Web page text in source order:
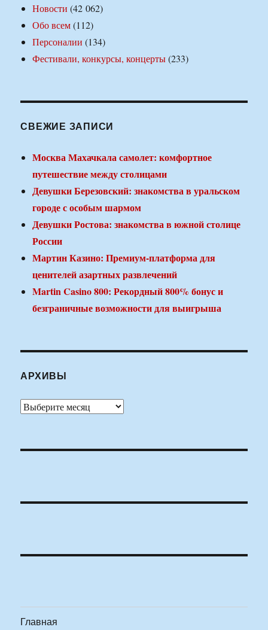
Новости (42 062)
Обо всем(112)
Персоналии (134)
Фестивали, конкурсы, концерты(233)
СВЕЖИЕ ЗАПИСИ
Москва Махачкала самолет: комфортное
путешествие между столицами
Девушки Березовский: знакомства в уральском
городе с особым шармом
Девушки Ростова: знакомства в южной столице
России
Мартин Казино: Премиум-платформа для
ценителей азартных развлечений
Martin Casino 800: Рекордный 800% бонус и
безграничные возможности для выигрыша
АРХИВЫ
Архивы
Главная